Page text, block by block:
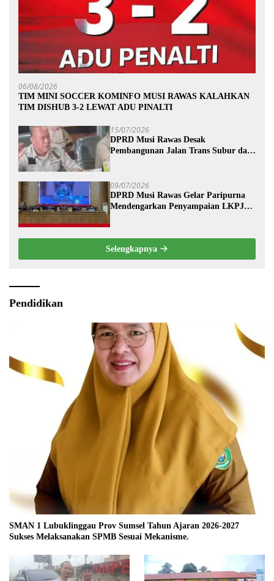
06/08/2026
TIM MINI SOCCER KOMINFO MUSI RAWAS KALAHKAN
TIM DISHUB 3-2 LEWAT ADU PINALTI
15/07/2026
DPRD Musi Rawas Desak
Pembangunan Jalan Trans Subur dan
09/07/2026
DPRD Musi Rawas Gelar Paripurna
Mendengarkan Penyampaian LKPJ
Selengkapnya
Pendidikan
SMAN 1 Lubuklinggau Prov Sumsel Tahun Ajaran 2026-2027
Sukses Melaksanakan SPMB Sesuai Mekanisme.